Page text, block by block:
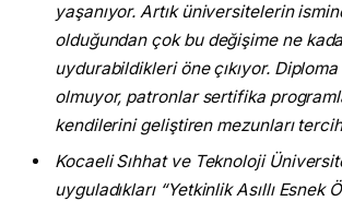
yaşanıyor. Artık üniversitelerin
olduğundan çok bu değişime ne
uydurabildikleri öne çıkıyor.
olmuyor, patronlar sertifika
kendilerini geliştiren mezunları
Kocaeli Sıhhat ve Teknoloji
uyguladıkları “Yetkinlik Asıllı Esnek